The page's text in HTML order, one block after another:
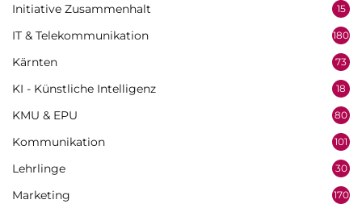
Initiative Zusammenhalt 15
IT & Telekommunikation 180
Kärnten 73
KI - Künstliche Intelligenz 18
KMU & EPU 80
Kommunikation 101
Lehrlinge 30
Marketing 170